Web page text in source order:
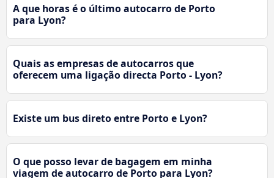
A que horas é o último autocarro de Porto
para Lyon?
Quais as empresas de autocarros que
oferecem uma ligação directa Porto - Lyon?
Existe um bus direto entre Porto e Lyon?
O que posso levar de bagagem em minha
viagem de autocarro de Porto para Lyon?